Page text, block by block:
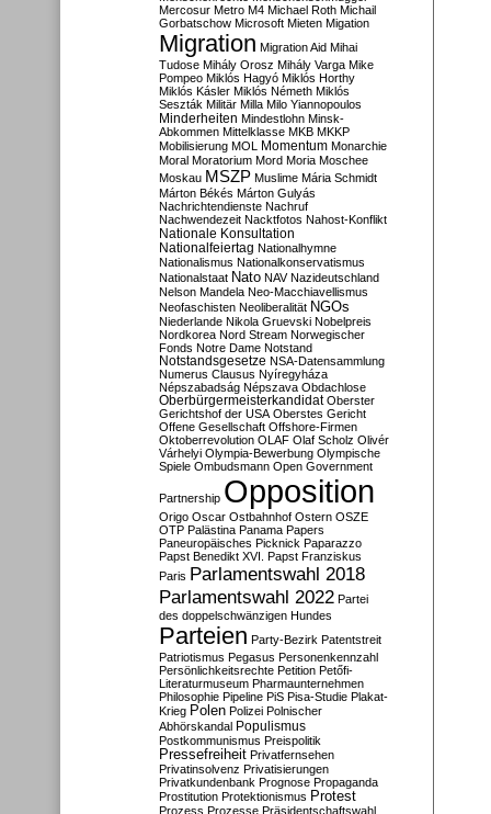
Mercosur Metro M4 Michael Roth Michail
Gorbatschow Microsoft Mieten Migation
Migration Migration Aid Mihai
Tudose Mihály Orosz Mihály Varga Mike
Pompeo Miklós Hagyó Miklós Horthy
Miklós Kásler Miklós Németh Miklós
Seszták Militär Milla Milo Yiannopoulos
Minderheiten Mindestlohn Minsk-
Abkommen Mittelklasse MKB MKKP
Mobilisierung MOL Momentum Monarchie
Moral Moratorium Mord Moria Moschee
Moskau MSZP Muslime Mária Schmidt
Márton Békés Márton Gulyás
Nachrichtendienste Nachruf
Nachwendezeit Nacktfotos Nahost-Konflikt
Nationale Konsultation
Nationalfeiertag Nationalhymne
Nationalismus Nationalkonservatismus
Nationalstaat Nato NAV Nazideutschland
Nelson Mandela Neo-Macchiavellismus
Neofaschisten Neoliberalität NGOs
Niederlande Nikola Gruevski Nobelpreis
Nordkorea Nord Stream Norwegischer
Fonds Notre Dame Notstand
Notstandsgesetze NSA-Datensammlung
Numerus Clausus Nyíregyháza
Népszabadság Népszava Obdachlose
Oberbürgermeisterkandidat Oberster
Gerichtshof der USA Oberstes Gericht
Offene Gesellschaft Offshore-Firmen
Oktoberrevolution OLAF Olaf Scholz Olivér
Várhelyi Olympia-Bewerbung Olympische
Spiele Ombudsmann Open Government
Partnership Opposition
Origo Oscar Ostbahnhof Ostern OSZE
OTP Palästina Panama Papers
Paneuropäisches Picknick Paparazzo
Papst Benedikt XVI. Papst Franziskus
Paris Parlamentswahl 2018
Parlamentswahl 2022 Partei
des doppelschwänzigen Hundes
Parteien Party-Bezirk Patentstreit
Patriotismus Pegasus Personenkennzahl
Persönlichkeitsrechte Petition Petőfi-
Literaturmuseum Pharmaunternehmen
Philosophie Pipeline PiS Pisa-Studie Plakat-
Krieg Polen Polizei Polnischer
Abhörskandal Populismus
Postkommunismus Preispolitik
Pressefreiheit Privatfernsehen
Privatinsolvenz Privatisierungen
Privatkundenbank Prognose Propaganda
Prostitution Protektionismus Protest
Prozess Prozesse Präsidentschaftswahl